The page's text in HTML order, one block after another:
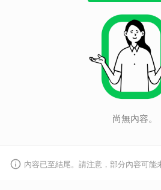
尚無內容。
內容已至結尾。請注意，部分內容可能